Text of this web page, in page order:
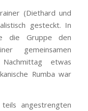
(Diethard und
gesteckt. In
die Gruppe den
gemeinsamen
etwas
Rumba war
angestrengten